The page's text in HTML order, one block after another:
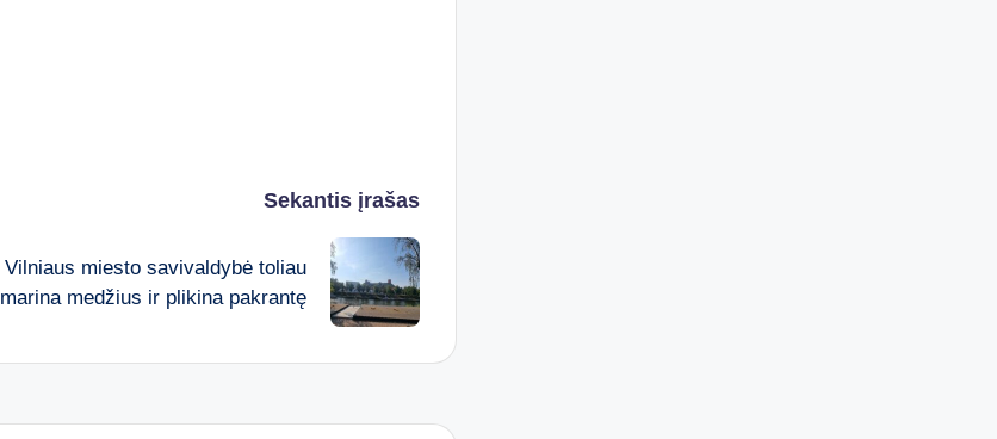
Sekantis įrašas
Vilniaus miesto savivaldybė toliau
marina medžius ir plikina pakrantę